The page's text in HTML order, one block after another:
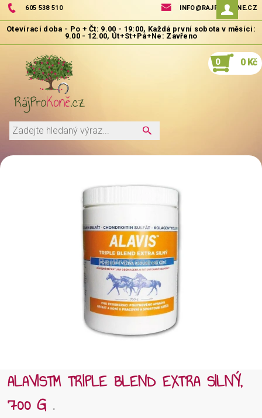
605 538 510 INFO@RAJPROKONE.CZ
0 0 Kč
ALAVIS™ TRIPLE BLEND EXTRA SILNÝ,
700 G.